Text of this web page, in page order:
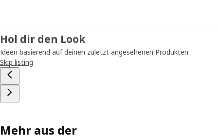
Hol dir den Look
Ideen basierend auf deinen zuletzt angesehenen Produkten
Skip listing
Mehr aus der